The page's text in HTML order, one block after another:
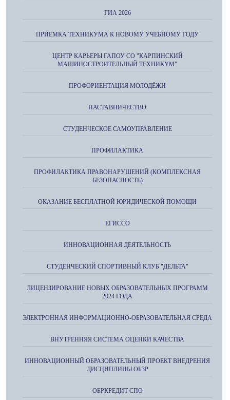
ГИА 2026
ПРИЕМКА ТЕХНИКУМА К НОВОМУ УЧЕБНОМУ ГОДУ
ЦЕНТР КАРЬЕРЫ ГАПОУ СО "КАРПИНСКИЙ
МАШИНОСТРОИТЕЛЬНЫЙ ТЕХНИКУМ"
ПРОФОРИЕНТАЦИЯ МОЛОДЁЖИ
НАСТАВНИЧЕСТВО
СТУДЕНЧЕСКОЕ САМОУПРАВЛЕНИЕ
ПРОФИЛАКТИКА
ПРОФИЛАКТИКА ПРАВОНАРУШЕНИЙ (КОМПЛЕКСНАЯ
БЕЗОПАСНОСТЬ)
ОКАЗАНИЕ БЕСПЛАТНОЙ ЮРИДИЧЕСКОЙ ПОМОЩИ
ЕГИССО
ИННОВАЦИОННАЯ ДЕЯТЕЛЬНОСТЬ
СТУДЕНЧЕСКИЙ СПОРТИВНЫЙ КЛУБ "ДЕЛЬТА"
ЛИЦЕНЗИРОВАНИЕ НОВЫХ ОБРАЗОВАТЕЛЬНЫХ ПРОГРАММ
2024 ГОДА
ЭЛЕКТРОННАЯ ИНФОРМАЦИОННО-ОБРАЗОВАТЕЛЬНАЯ СРЕДА
ВНУТРЕННЯЯ СИСТЕМА ОЦЕНКИ КАЧЕСТВА
ИННОВАЦИОННЫЙ ОБРАЗОВАТЕЛЬНЫЙ ПРОЕКТ ВНЕДРЕНИЯ
ДИСЦИПЛИНЫ ОБЗР
ОБРКРЕДИТ СПО